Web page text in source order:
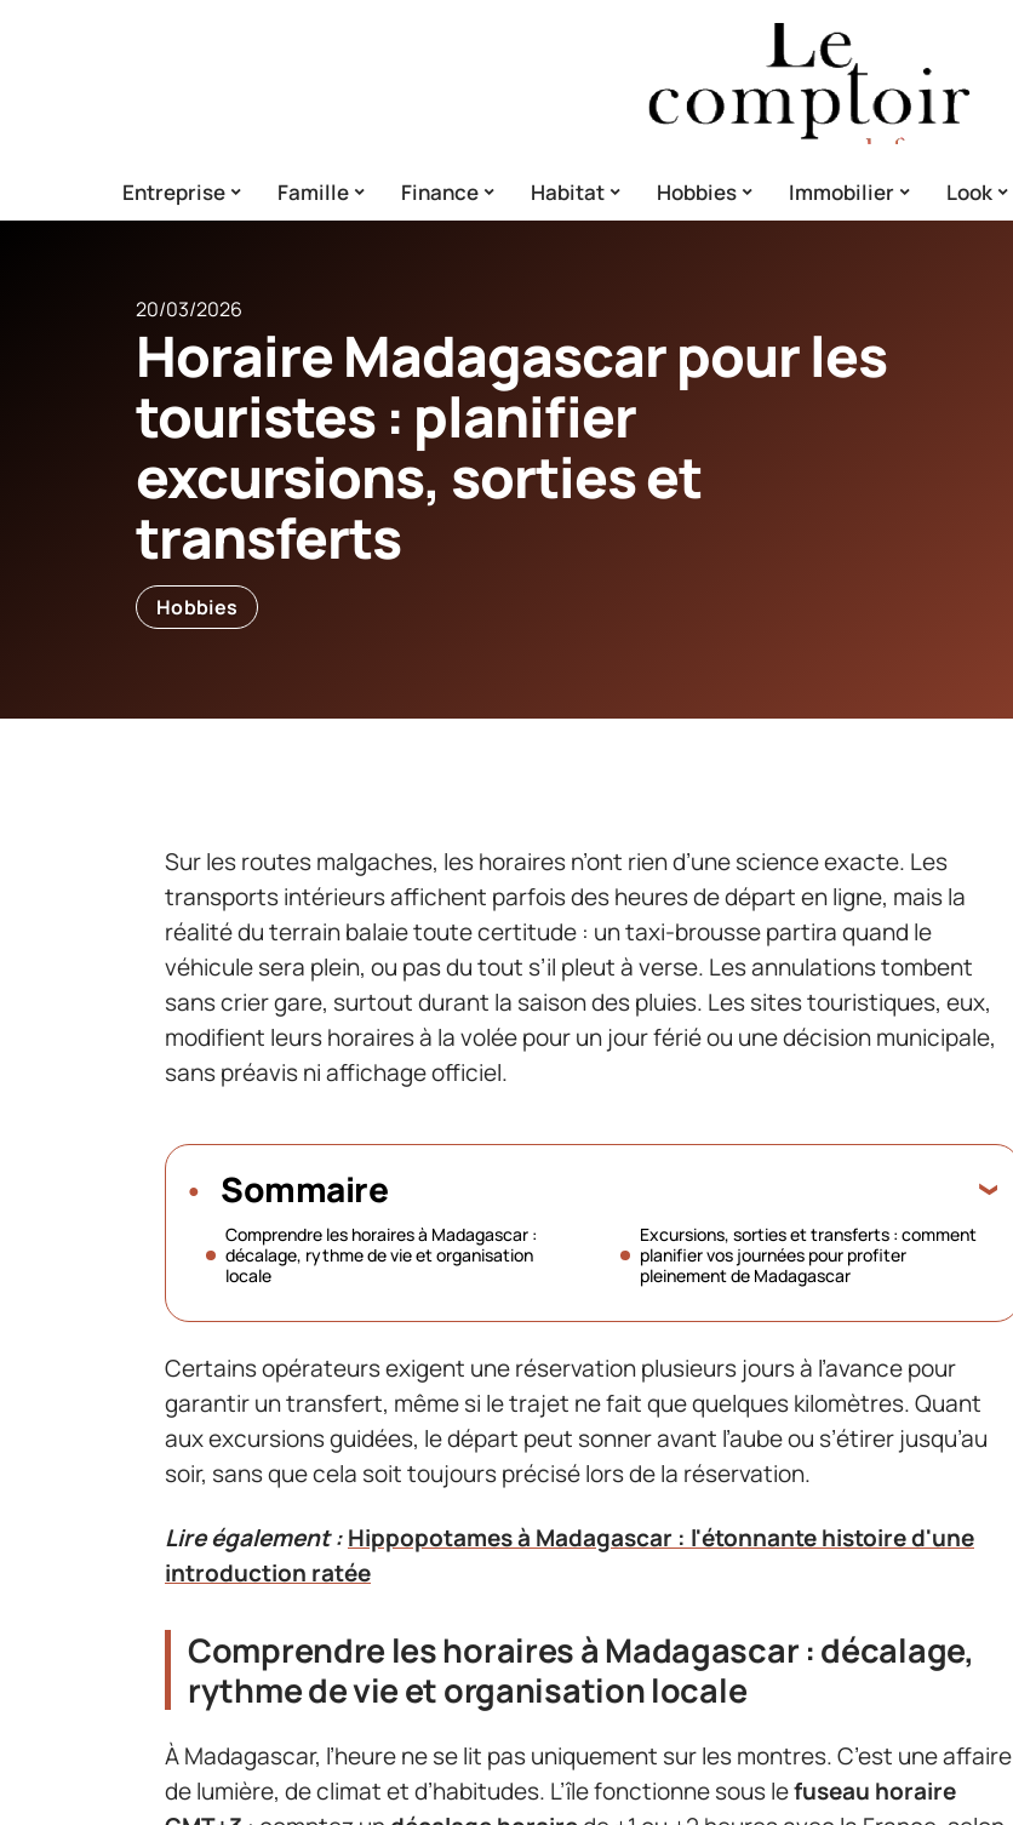
Entreprise Famille Finance Habitat Hobbies Immobilier Look
20/03/2026
Horaire Madagascar pour les
touristes : planifier
excursions, sorties et
transferts
Hobbies
Sur les routes malgaches, les horaires n’ont rien d’une science exacte. Les
transports intérieurs affichent parfois des heures de départ en ligne, mais la
réalité du terrain balaie toute certitude : un taxi-brousse partira quand le
véhicule sera plein, ou pas du tout s’il pleut à verse. Les annulations tombent
sans crier gare, surtout durant la saison des pluies. Les sites touristiques, eux,
modifient leurs horaires à la volée pour un jour férié ou une décision municipale,
sans préavis ni affichage officiel.
Sommaire
Comprendre les horaires à Madagascar :
décalage, rythme de vie et organisation
locale
Excursions, sorties et transferts : comment
planifier vos journées pour profiter
pleinement de Madagascar
Certains opérateurs exigent une réservation plusieurs jours à l’avance pour
garantir un transfert, même si le trajet ne fait que quelques kilomètres. Quant
aux excursions guidées, le départ peut sonner avant l’aube ou s’étirer jusqu’au
soir, sans que cela soit toujours précisé lors de la réservation.
Lire également :Hippopotames à Madagascar : l'étonnante histoire d'une
introduction ratée
Comprendre les horaires à Madagascar : décalage,
rythme de vie et organisation locale
À Madagascar, l’heure ne se lit pas uniquement sur les montres. C’est une affaire
de lumière, de climat et d’habitudes. L’île fonctionne sous lefuseau horaire